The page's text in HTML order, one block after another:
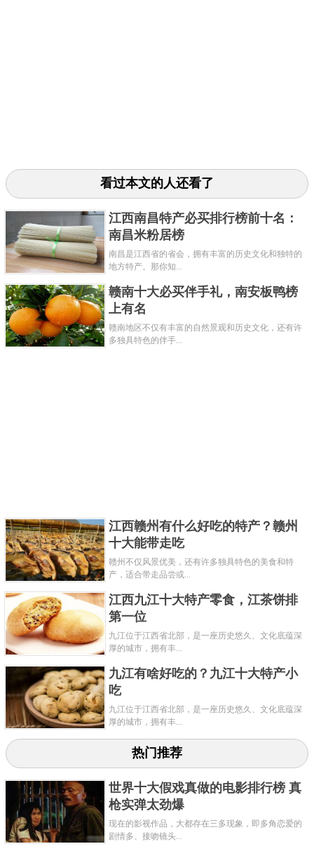
看过本文的人还看了
江西南昌特产必买排行榜前十名：
南昌米粉居榜
南昌是江西省的省会，拥有丰富的历史文化和独特的
地方特产。那你知...
赣南十大必买伴手礼，南安板鸭榜
上有名
赣南地区不仅有丰富的自然景观和历史文化，还有许
多独具特色的伴手...
江西赣州有什么好吃的特产？赣州
十大能带走吃
赣州不仅风景优美，还有许多独具特色的美食和特
产，适合带走品尝或...
江西九江十大特产零食，江茶饼排
第一位
九江位于江西省北部，是一座历史悠久、文化底蕴深
厚的城市，拥有丰...
九江有啥好吃的？九江十大特产小
吃
九江位于江西省北部，是一座历史悠久、文化底蕴深
厚的城市，拥有丰...
热门推荐
世界十大假戏真做的电影排行榜 真
枪实弹太劲爆
现在的影视作品，大都存在三多现象，即多角恋爱的
剧情多、接吻镜头...